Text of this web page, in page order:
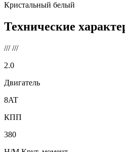
Кристальный белый
Технические
/// ///
2.0
Двигатель
8AT
КПП
380